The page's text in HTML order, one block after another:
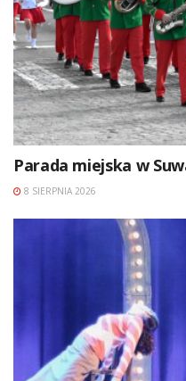
Parada miejska w
8 SIERPNIA 2026